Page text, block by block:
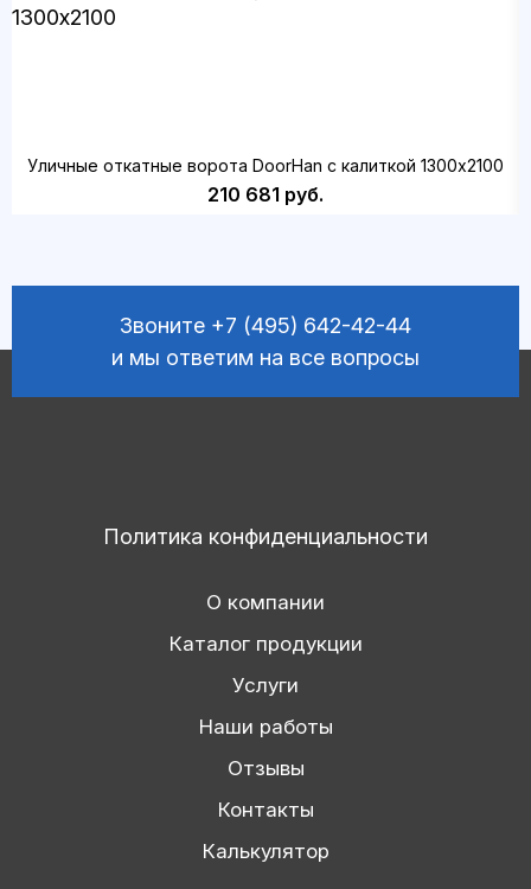
Уличные откатные ворота DoorHan с калиткой 1300х2100
210 681 руб.
Звоните +7 (495) 642-42-44
и мы ответим на все вопросы
Политика конфиденциальности
О компании
Каталог продукции
Услуги
Наши работы
Отзывы
Контакты
Калькулятор